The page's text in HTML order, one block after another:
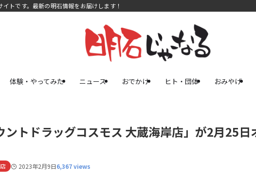
トです。最新の明石情報をお届けします！
体験・やってみた ニュース おでかけ ヒト・団体 おみやげ
ントドラッグコスモス 大蔵海岸店」が2月25日
2023年2月9日6,367 views